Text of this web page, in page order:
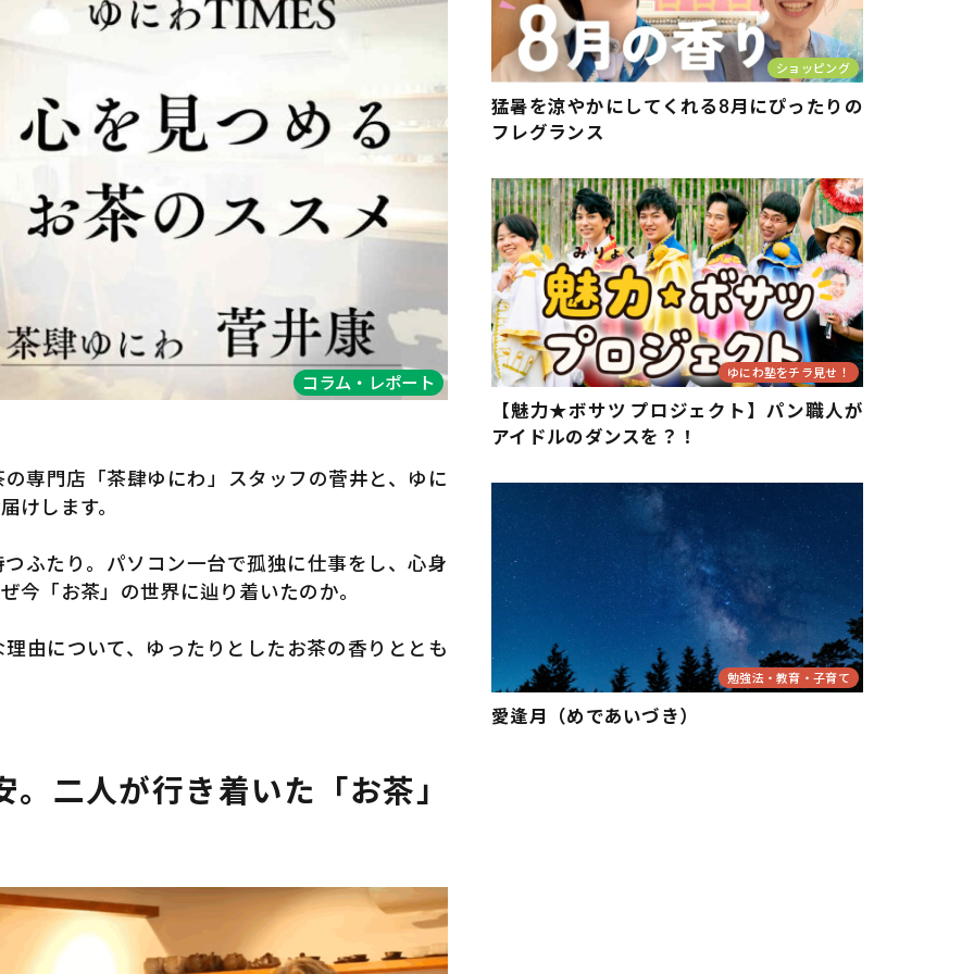
コラム・レポート
専門店「茶肆ゆにわ」スタッフの菅井と、ゆに
けします。
ふたり。パソコン一台で孤独に仕事をし、心身
今「お茶」の世界に辿り着いたのか。
由について、ゆったりとしたお茶の香りととも
二人が行き着いた「お茶」
ショッピング
猛暑を涼やかにしてくれる8月にぴったりの
フレグランス
ゆにわ塾をチラ見せ！
【魅力★ボサツ プロジェクト】パン職人が
アイドルのダンスを？！
勉強法・教育・子育て
愛逢月（めであいづき）